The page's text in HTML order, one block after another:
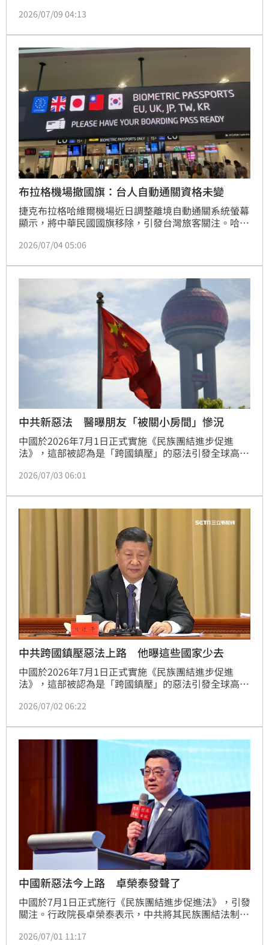
應：「你們要走外國人通道，你們獨立建國了，是另一
明。網友紛紛熱議，認為桃機明確區分「中華民國護
照」與「非中華民國護照」的標示策略，不僅有效防堵
通關漏洞，更以禮貌卻犀利的態度化解尷尬，這段「溫
柔一刀」的對話在網路瘋
2026/07/09 04:13
布拉格機場撤國旗：台人自動通關資格未變
捷克布拉格哈維爾機場近日調整離境自動通關系統螢幕
顯示，將中華民國國旗移除，引發台灣旅客關注。哈維
化，各國國旗都將移除，改以國家代碼呈現，台灣旅客
2026/07/04 05:06
中共新惡法 醫曝朋友「被關小房間」慘況
中國於2026年7月1日正式實施《民族團結進步促進
法》，這部被認為是「跨國鎮壓」的惡法引發全球高度
如何？醫師蔡依橙就分享，自己有朋友曾在入境時被關
退，他也示警，建議不要前往中國、香港、澳門，也不
要在這些地方轉機。
2026/07/03 06:01
中共跨國鎮壓惡法上路 他曝這些國家少去
中國於2026年7月1日正式實施《民族團結進步促進
法》，這部被認為是「跨國鎮壓」的惡法引發全球高度
如何？律師林智群就認為，「中國這個措施一開始會針
對台灣人下手」。
2026/07/02 06:22
中國新惡法今上路 卓榮泰發聲了
中國於7月1日正式施行《民族團結進步促進法》，引發
關注。行政院長卓榮泰表示，中共將其民族團結法制
跟跨境鎮壓規管對象，範圍，也是要讓國人服膺整個中
2026/07/01 11:17